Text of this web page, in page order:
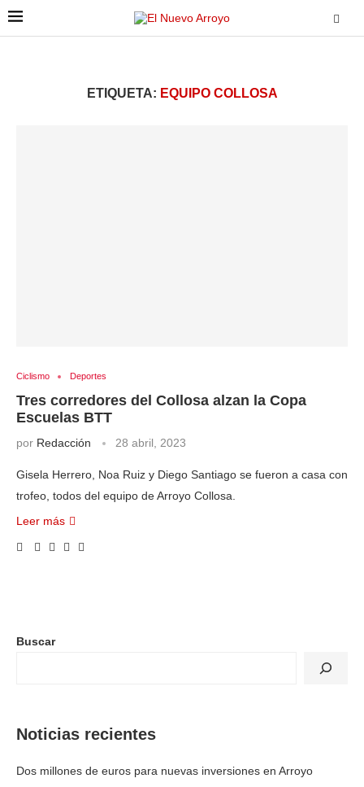
ETIQUETA: EQUIPO COLLOSA
Ciclismo Deportes
Tres corredores del Collosa alzan la Copa
Escuelas BTT
por Redacción 28 abril, 2023
Gisela Herrero, Noa Ruiz y Diego Santiago se fueron a casa con
trofeo, todos del equipo de Arroyo Collosa.
Leer más
Buscar
Noticias recientes
Dos millones de euros para nuevas inversiones en Arroyo